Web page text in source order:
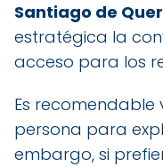
Santiago de
estratégica la
acceso para los
Es recomendable
persona para
embargo, si